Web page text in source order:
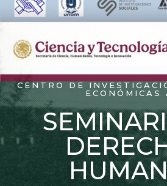
CENTRO DE
ECONÓMICAS